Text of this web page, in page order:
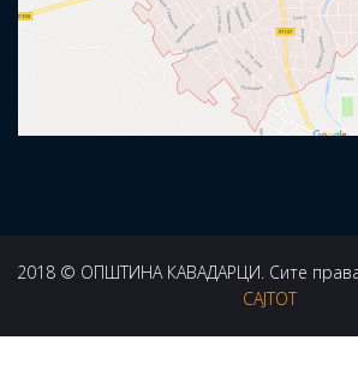
2018 © ОПШТИНА КАВАДАРЦИ. Сите
САЈТОТ